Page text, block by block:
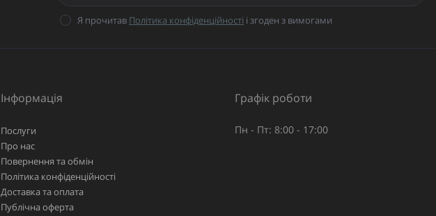
Я прочитав Політика конфіденційності і згоден з вимогами
Інформація
Послуги
Про нас
Повернення та обмін
Політика конфіденційності
Доставка та оплата
Публічна оферта
Графік роботи
Пн - Пт: 8:00 - 17:00